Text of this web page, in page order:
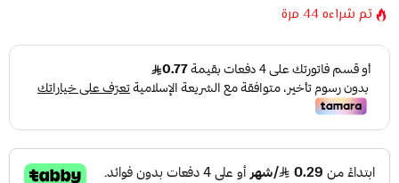
تم شراءه44 مرة